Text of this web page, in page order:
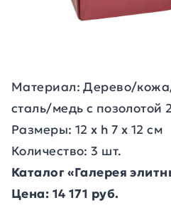
Материал: Дерево/
сталь/медь с позолотой
Размеры: 12 х h 7 х 12 см
Количество: 3 шт.
Каталог «Галерея
Цена: 14 171 руб.